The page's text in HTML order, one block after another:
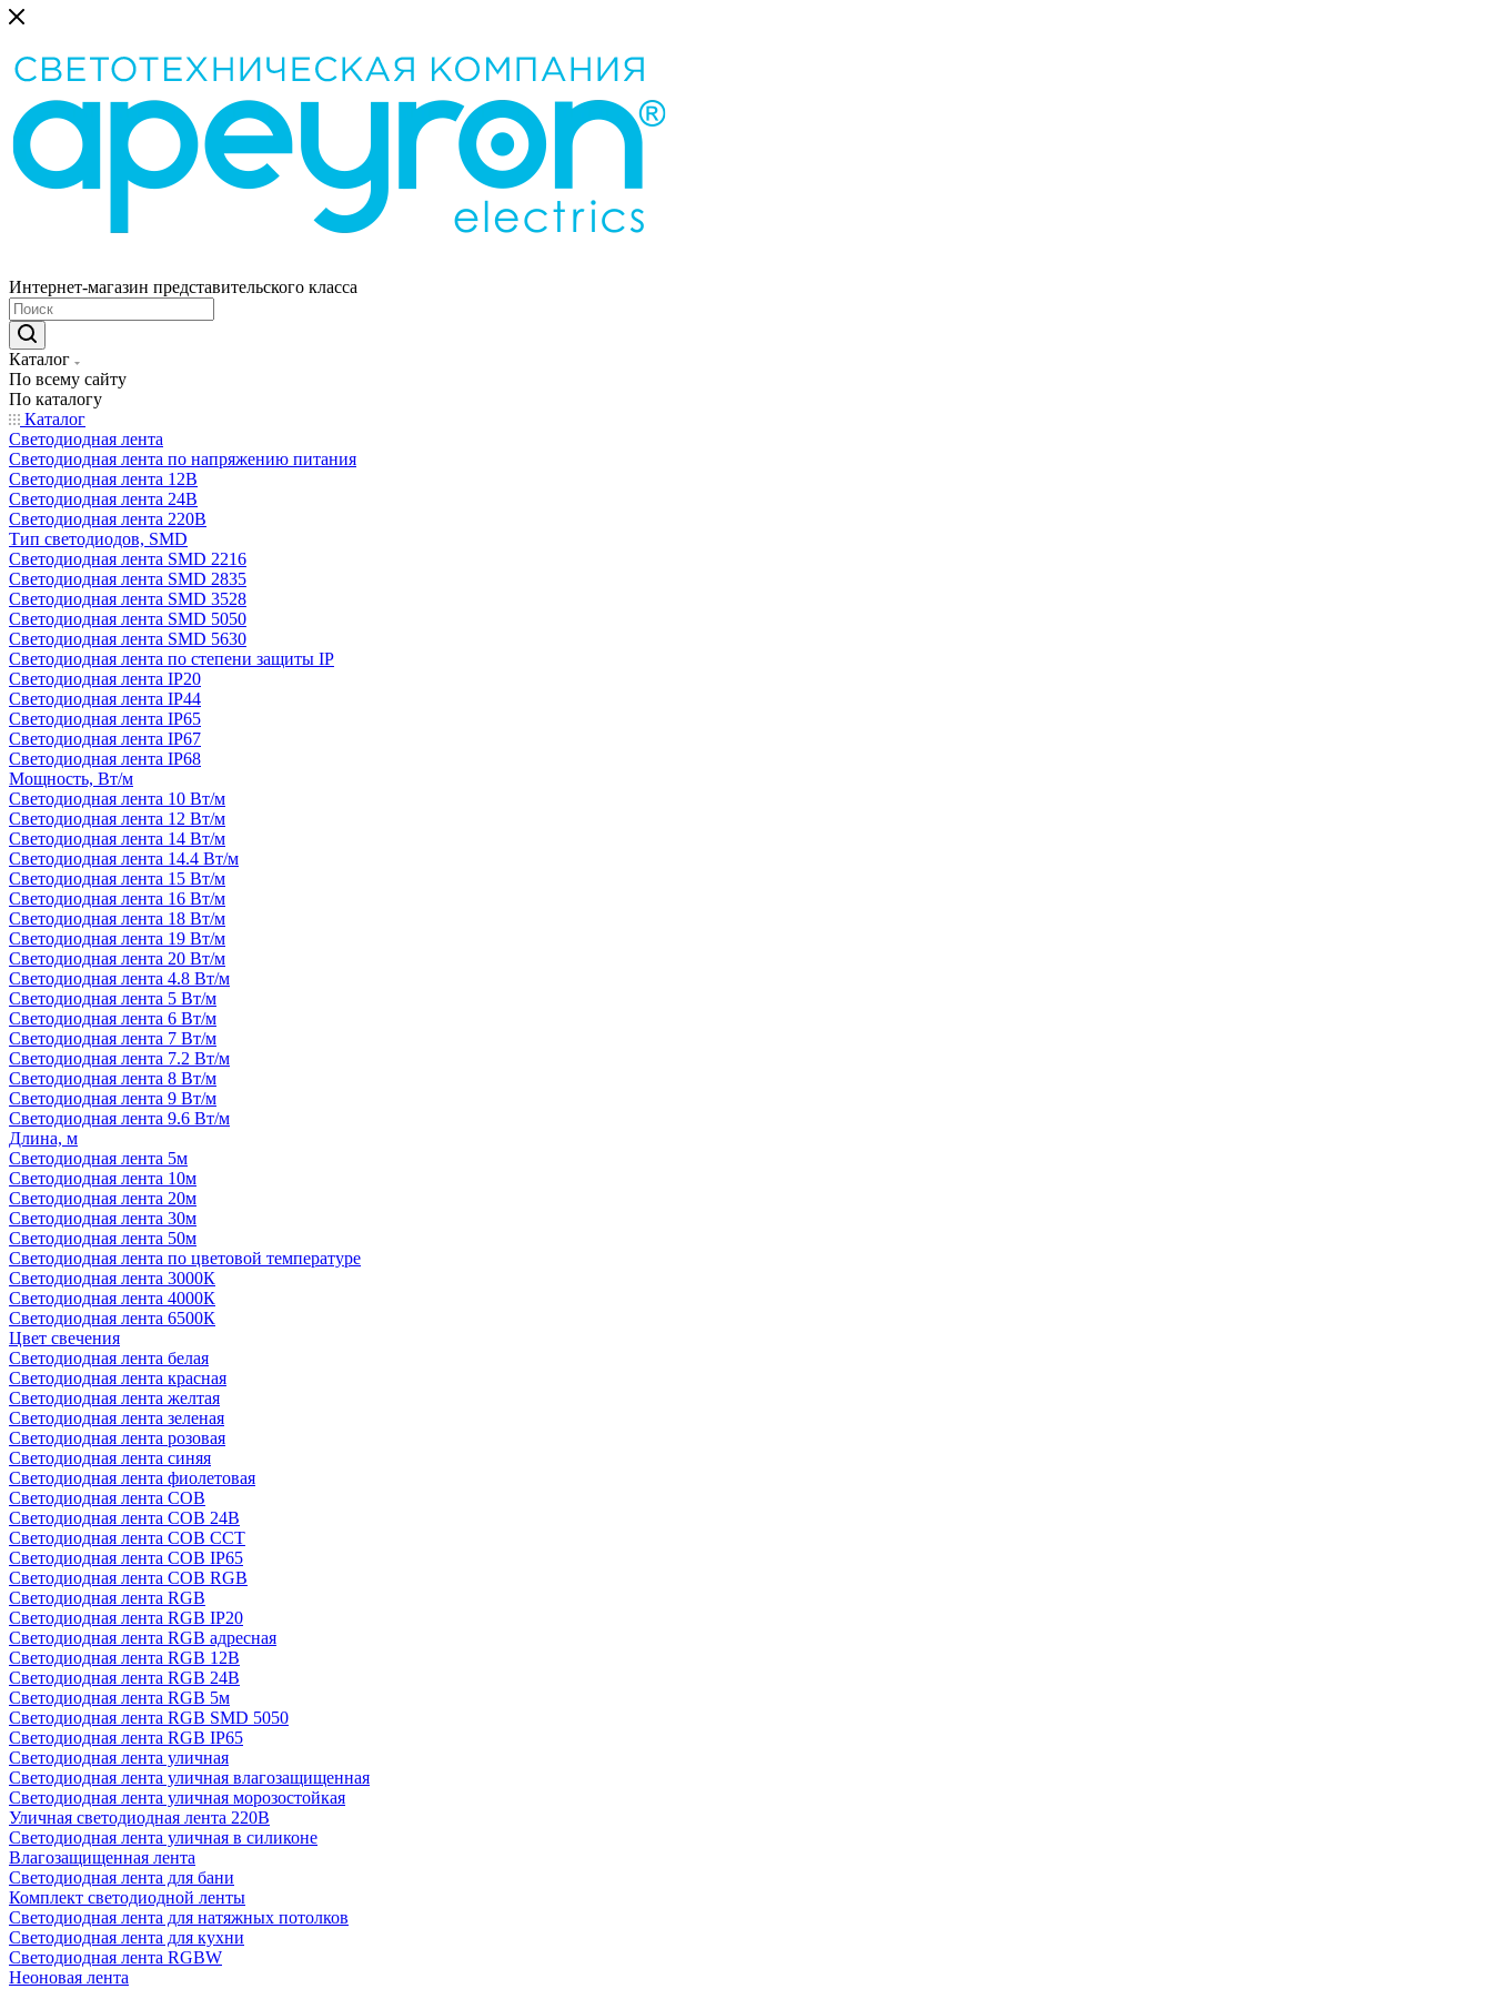
Интернет-магазин представительского класса
Каталог
По всему сайту
По каталогу
Каталог
Светодиодная лента
Светодиодная лента по напряжению питания
Светодиодная лента 12В
Светодиодная лента 24В
Светодиодная лента 220В
Тип светодиодов, SMD
Cветодиодная лента SMD 2216
Светодиодная лента SMD 2835
Светодиодная лента SMD 3528
Светодиодная лента SMD 5050
Светодиодная лента SMD 5630
Светодиодная лента по степени защиты IP
Светодиодная лента IP20
Светодиодная лента IP44
Светодиодная лента IP65
Светодиодная лента IP67
Светодиодная лента IP68
Мощность, Вт/м
Светодиодная лента 10 Вт/м
Светодиодная лента 12 Вт/м
Светодиодная лента 14 Вт/м
Светодиодная лента 14.4 Вт/м
Светодиодная лента 15 Вт/м
Светодиодная лента 16 Вт/м
Светодиодная лента 18 Вт/м
Светодиодная лента 19 Вт/м
Светодиодная лента 20 Вт/м
Светодиодная лента 4.8 Вт/м
Светодиодная лента 5 Вт/м
Светодиодная лента 6 Вт/м
Светодиодная лента 7 Вт/м
Светодиодная лента 7.2 Вт/м
Светодиодная лента 8 Вт/м
Светодиодная лента 9 Вт/м
Светодиодная лента 9.6 Вт/м
Длина, м
Светодиодная лента 5м
Светодиодная лента 10м
Светодиодная лента 20м
Светодиодная лента 30м
Светодиодная лента 50м
Светодиодная лента по цветовой температуре
Светодиодная лента 3000К
Светодиодная лента 4000К
Светодиодная лента 6500К
Цвет свечения
Светодиодная лента белая
Светодиодная лента красная
Светодиодная лента желтая
Светодиодная лента зеленая
Светодиодная лента розовая
Светодиодная лента синяя
Светодиодная лента фиолетовая
Светодиодная лента COB
Светодиодная лента COB 24В
Светодиодная лента COB CCT
Светодиодная лента COB IP65
Светодиодная лента COB RGB
Светодиодная лента RGB
Светодиодная лента RGB IP20
Светодиодная лента RGB адресная
Светодиодная лента RGB 12В
Светодиодная лента RGB 24В
Светодиодная лента RGB 5м
Светодиодная лента RGB SMD 5050
Светодиодная лента RGB IP65
Светодиодная лента уличная
Светодиодная лента уличная влагозащищенная
Светодиодная лента уличная морозостойкая
Уличная светодиодная лента 220В
Светодиодная лента уличная в силиконе
Влагозащищенная лента
Светодиодная лента для бани
Комплект светодиодной ленты
Светодиодная лента для натяжных потолков
Светодиодная лента для кухни
Светодиодная лента RGBW
Неоновая лента